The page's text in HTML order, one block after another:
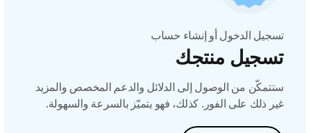
تسجيل الدخول أو إنشاء حساب
تسجيل منتجك
ستتمكّن من الوصول إلى الدلائل والدعم المخصص والمزيد
غير ذلك على الفور. كذلك، فهو يتميّز بالسرعة والسهولة.